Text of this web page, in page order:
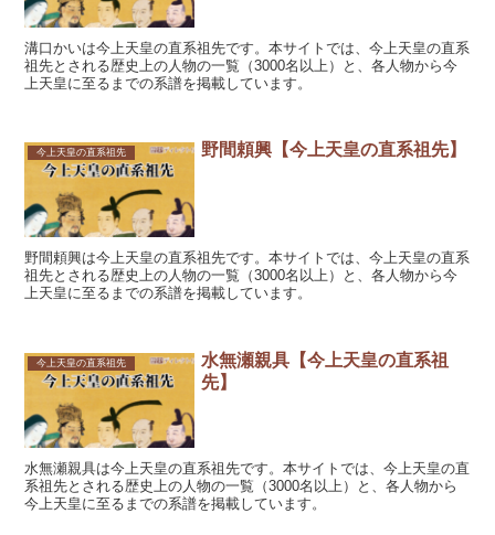
溝口かいは今上天皇の直系祖先です。本サイトでは、今上天皇の直系
祖先とされる歴史上の人物の一覧（3000名以上）と、各人物から今
上天皇に至るまでの系譜を掲載しています。
今上天皇の直系祖先 野間頼興【今上天皇の直系祖先】
野間頼興は今上天皇の直系祖先です。本サイトでは、今上天皇の直系
祖先とされる歴史上の人物の一覧（3000名以上）と、各人物から今
上天皇に至るまでの系譜を掲載しています。
今上天皇の直系祖先
水無瀬親具【今上天皇の直系祖
先】
水無瀬親具は今上天皇の直系祖先です。本サイトでは、今上天皇の直
系祖先とされる歴史上の人物の一覧（3000名以上）と、各人物から
今上天皇に至るまでの系譜を掲載しています。